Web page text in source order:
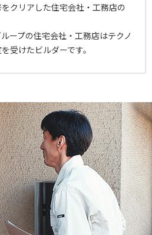
クリアした住宅会社・工務店の
ープの住宅会社・工務店はテクノ
受けたビルダーです。